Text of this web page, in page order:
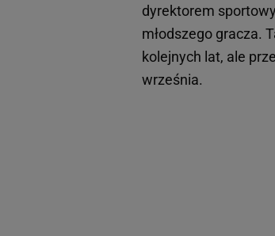
dyrektorem
młodszego gracza.
kolejnych lat, ale
września.